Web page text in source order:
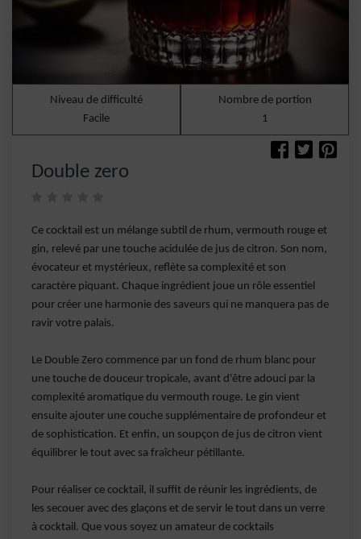
Niveau de difficulté
Facile
Nombre de portion
1
Double zero
Ce cocktail est un mélange subtil de rhum, vermouth rouge et
gin, relevé par une touche acidulée de jus de citron. Son nom,
évocateur et mystérieux, reflète sa complexité et son
caractère piquant. Chaque ingrédient joue un rôle essentiel
pour créer une harmonie des saveurs qui ne manquera pas de
ravir votre palais.
Le Double Zero commence par un fond de rhum blanc pour
une touche de douceur tropicale, avant d'être adouci par la
complexité aromatique du vermouth rouge. Le gin vient
ensuite ajouter une couche supplémentaire de profondeur et
de sophistication. Et enfin, un soupçon de jus de citron vient
équilibrer le tout avec sa fraîcheur pétillante.
Pour réaliser ce cocktail, il suffit de réunir les ingrédients, de
les secouer avec des glaçons et de servir le tout dans un verre
à cocktail. Que vous soyez un amateur de cocktails